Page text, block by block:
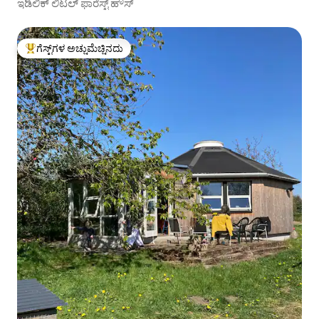
ಇಡಿಲಿಕ್ ಲಿಟಲ್ ಫಾರೆಸ್ಟ್ ಹೌಸ್
ಗೆಸ್ಟ್‌ಗಳಿಗೆ ಅತಿ ಹೆಚ್ಚು ಅಚ್ಚುಮೆಚ್ಚಿನದು
ಗೆಸ್ಟ್‌ಗಳ ಅಚ್ಚುಮೆಚ್ಚಿನದು